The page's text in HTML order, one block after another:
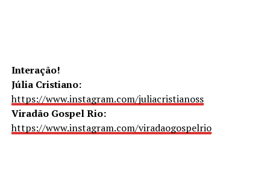
Interação!
Júlia Cristiano:
https://www.instagram.com/juliacristianoss
Viradão Gospel Rio:
https://www.instagram.com/viradaogospelrio